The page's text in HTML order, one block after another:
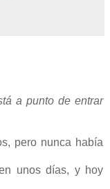
a punto de entrar
pero nunca había
unos días, y hoy